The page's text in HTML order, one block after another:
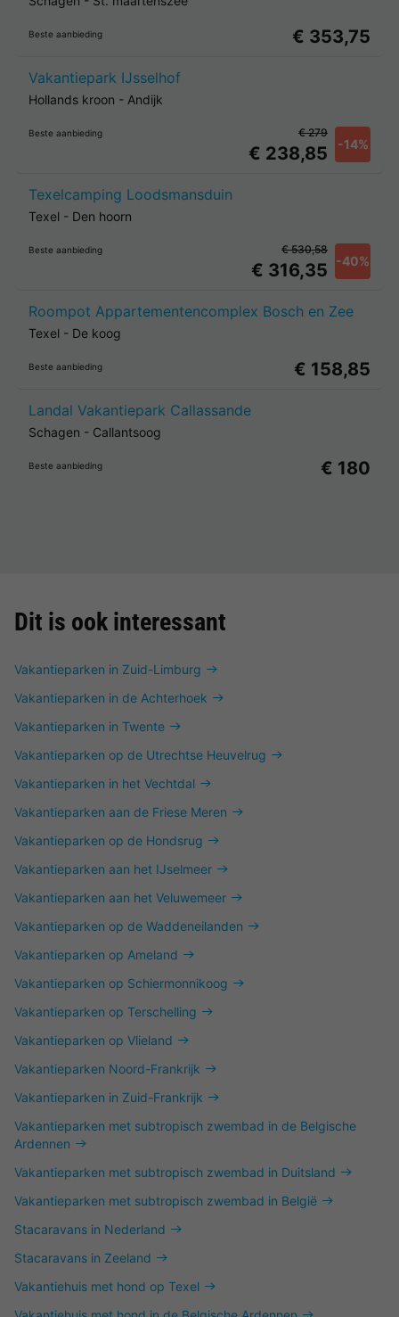
Beste aanbieding € 353,75
Vakantiepark IJsselhof
Hollands kroon - Andijk
Beste aanbieding
€ 238,85 -14%
€ 279
Texelcamping Loodsmansduin
Texel - Den hoorn
Beste aanbieding
€ 316,35 -40%
€ 530,58
Roompot Appartementencomplex Bosch en Zee
Texel - De koog
Beste aanbieding € 158,85
Landal Vakantiepark Callassande
Schagen - Callantsoog
Beste aanbieding € 180
Dit is ook interessant
Vakantieparken in Zuid-Limburg
Vakantieparken in de Achterhoek
Vakantieparken in Twente
Vakantieparken op de Utrechtse Heuvelrug
Vakantieparken in het Vechtdal
Vakantieparken aan de Friese Meren
Vakantieparken op de Hondsrug
Vakantieparken aan het IJselmeer
Vakantieparken aan het Veluwemeer
Vakantieparken op de Waddeneilanden
Vakantieparken op Ameland
Vakantieparken op Schiermonnikoog
Vakantieparken op Terschelling
Vakantieparken op Vlieland
Vakantieparken Noord-Frankrijk
Vakantieparken in Zuid-Frankrijk
Vakantieparken met subtropisch zwembad in de Belgische
Ardennen
Vakantieparken met subtropisch zwembad in Duitsland
Vakantieparken met subtropisch zwembad in België
Stacaravans in Nederland
Stacaravans in Zeeland
Vakantiehuis met hond op Texel